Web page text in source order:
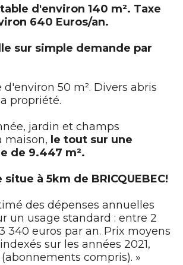
d'environ 140 m². Taxe
640 Euros/an.
sur simple demande par
d'environ 50 m². Divers abris
propriété.
jardin et champs
maison, le tout sur une
de 9.447 m².
à 5km de BRICQUEBEC!
des dépenses annuelles
un usage standard : entre 2
340 euros par an. Prix moyens
sur les années 2021,
compris). »